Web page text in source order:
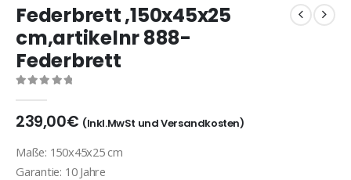
Federbrett ,150x45x25
cm,artikelnr 888-
Federbrett
239,00€ (Inkl.MwSt und Versandkosten)
Maße: 150x45x25 cm
Garantie: 10 Jahre